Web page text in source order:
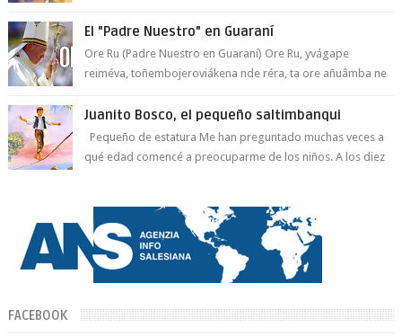
El "Padre Nuestro" en Guaraní
Ore Ru (Padre Nuestro en Guaraní) Ore Ru, yvágape
reiméva, toñembojeroviákena nde réra, ta ore añuâmba ne
Juanito Bosco, el pequeño saltimbanqui
Pequeño de estatura Me han preguntado muchas veces a
qué edad comencé a preocuparme de los niños. A los diez
FACEBOOK